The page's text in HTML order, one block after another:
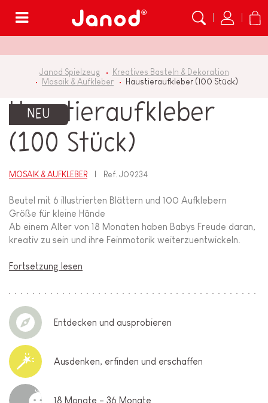
Janod Spielzeug
Kreatives Basteln & Dekoration
Mosaik & Aufkleber
Haustieraufkleber (100 Stück)
NEU
Haustieraufkleber
(100 Stück)
MOSAIK & AUFKLEBER Ref.J09234
Beutel mit 6 illustrierten Blättern und 100 Aufklebern
Größe für kleine Hände
Ab einem Alter von 18 Monaten haben Babys Freude daran,
kreativ zu sein und ihre Feinmotorik weiterzuentwickeln.
Fortsetzung lesen
Entdecken und ausprobieren
Ausdenken, erfinden und erschaffen
18 Monate - 36 Monate